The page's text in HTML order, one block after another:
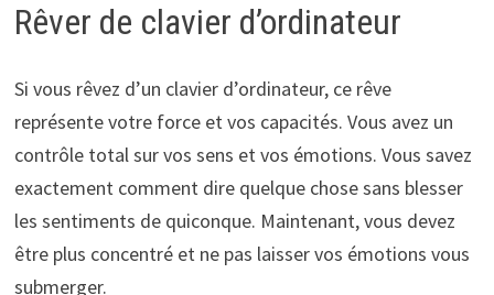
Rêver de clavier d’ordinateur
Si vous rêvez d’un clavier d’ordinateur, ce rêve
représente votre force et vos capacités. Vous avez un
contrôle total sur vos sens et vos émotions. Vous savez
exactement comment dire quelque chose sans blesser
les sentiments de quiconque. Maintenant, vous devez
être plus concentré et ne pas laisser vos émotions vous
submerger.